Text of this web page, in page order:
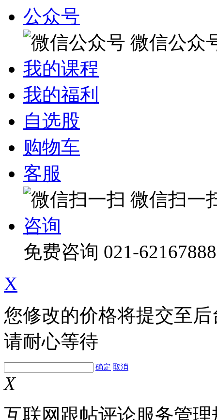
公众号
微信公众
我的课程
我的福利
自选股
购物车
客服
微信扫一
咨询
免费咨询 021-62167888
X
您修改的价格将提交至
请耐心等待
确定 取消
X
互联网跟帖评论服务管理